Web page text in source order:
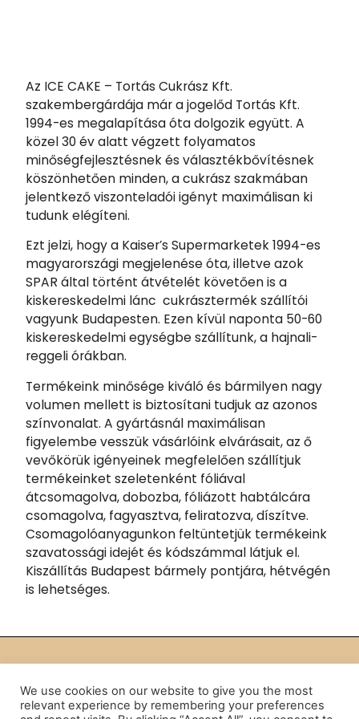
Az ICE CAKE – Tortás Cukrász Kft.
szakembergárdája már a jogelőd Tortás Kft.
1994-es megalapítása óta dolgozik együtt. A
közel 30 év alatt végzett folyamatos
minőségfejlesztésnek és választékbővítésnek
köszönhetően minden, a cukrász szakmában
jelentkező viszonteladói igényt maximálisan ki
tudunk elégíteni.
Ezt jelzi, hogy a Kaiser’s Supermarketek 1994-es
magyarországi megjelenése óta, illetve azok
SPAR által történt átvételét követően is a
kiskereskedelmi lánc cukrásztermék szállítói
vagyunk Budapesten. Ezen kívül naponta 50-60
kiskereskedelmi egységbe szállítunk, a hajnali-
reggeli órákban.
Termékeink minősége kiváló és bármilyen nagy
volumen mellett is biztosítani tudjuk az azonos
színvonalat. A gyártásnál maximálisan
figyelembe vesszük vásárlóink elvárásait, az ő
vevőkörük igényeinek megfelelően szállítjuk
termékeinket szeletenként fóliával
átcsomagolva, dobozba, fóliázott habtálcára
csomagolva, fagyasztva, feliratozva, díszítve.
Csomagolóanyagunkon feltüntetjük termékeink
szavatossági idejét és kódszámmal látjuk el.
Kiszállítás Budapest bármely pontjára, hétvégén
is lehetséges.
We use cookies on our website to give you the most
relevant experience by remembering your preferences